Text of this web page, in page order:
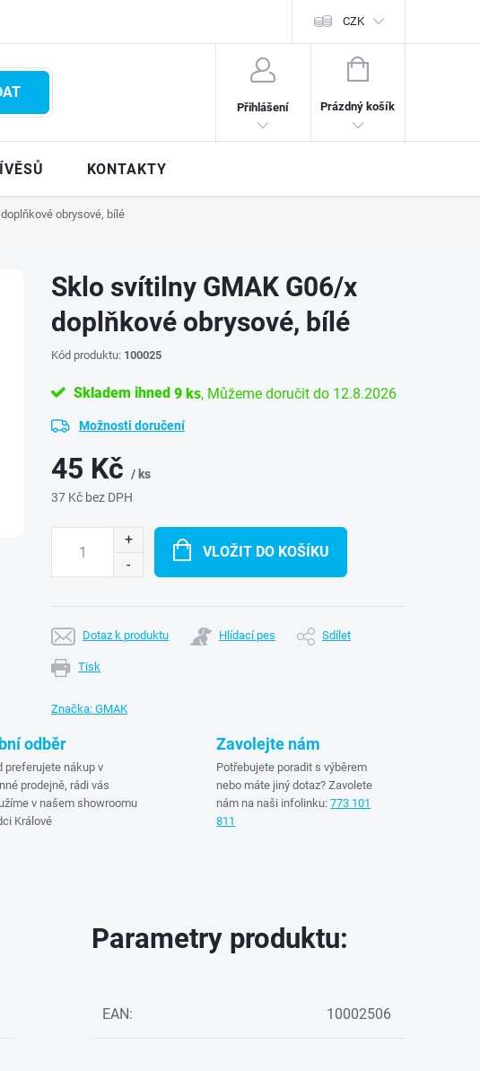
CZK
Přihlášení
NÁKUPNÍ
Prázdný košík
KONTAKTY
obrysové, bílé
Sklo svítilny GMAK G06/x
doplňkové obrysové, bílé
Kód produktu: 100025
Skladem ihned 9 ks 12.8.2026
Možnosti doručení
45 Kč / ks
37 Kč bez DPH
VLOŽIT DO KOŠÍKU
Tisk
Dotaz k produktu Hlídací pes Sdílet
Značka: GMAK
odběr
preferujete nákup v
prodejně, rádi vás
v našem showroomu
Králové
Zavolejte nám
Potřebujete poradit s výběrem
nebo máte jiný dotaz? Zavolete
nám na naši infolinku:773 101
811
Parametry produktu:
EAN: 10002506